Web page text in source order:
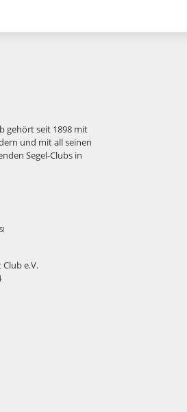
gehört seit 1898 mit
und mit all seinen
Segel-Clubs in
e.V.